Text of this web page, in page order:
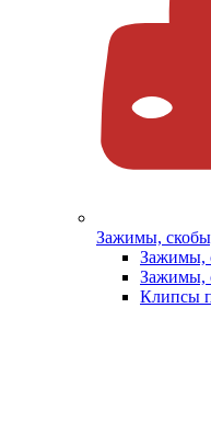
Зажимы,
Зажимы,
Зажимы,
Клипсы